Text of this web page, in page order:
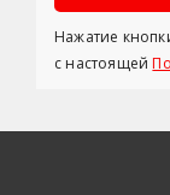
Нажатие
с настоящей